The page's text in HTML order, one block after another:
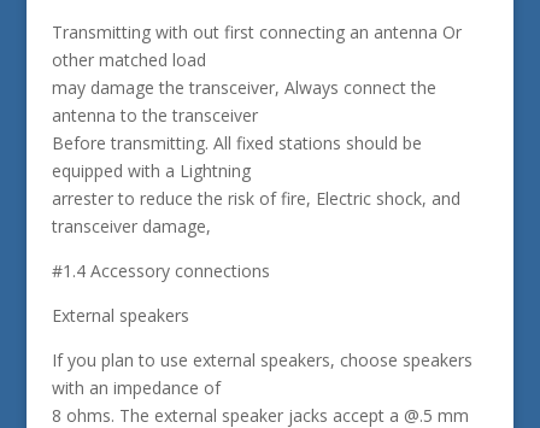
Transmitting with out first connecting an antenna Or
other matched load
may damage the transceiver, Always connect the
antenna to the transceiver
Before transmitting. All fixed stations should be
equipped with a Lightning
arrester to reduce the risk of fire, Electric shock, and
transceiver damage,
#1.4 Accessory connections
External speakers
If you plan to use external speakers, choose speakers
with an impedance of
8 ohms. The external speaker jacks accept a @.5 mm